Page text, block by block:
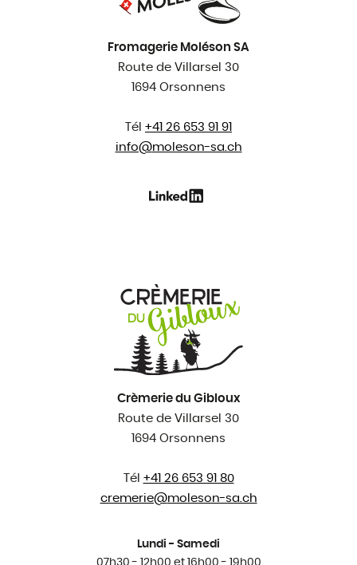
Fromagerie Moléson SA
Route de Villarsel 30
1694 Orsonnens
Tél +41 26 653 91 91
info@moleson-sa.ch
Crèmerie du Gibloux
Route de Villarsel 30
1694 Orsonnens
Tél +41 26 653 91 80
cremerie@moleson-sa.ch
Lundi - Samedi
07h30 - 12h00 et 16h00 - 19h00